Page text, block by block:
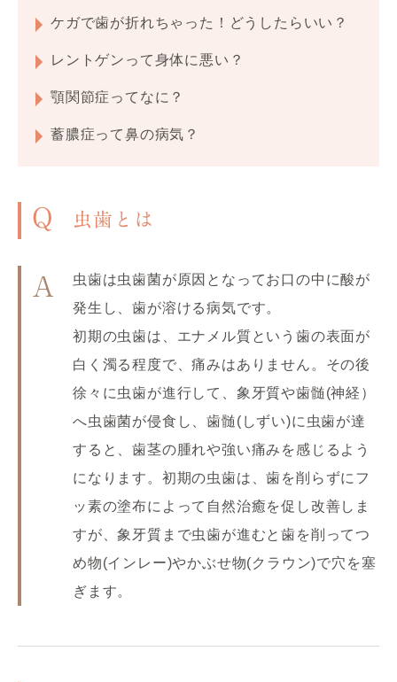
ケガで歯が折れちゃった！どうしたらいい？
レントゲンって身体に悪い？
顎関節症ってなに？
蓄膿症って鼻の病気？
Q 虫歯とは
A
虫歯は虫歯菌が原因となってお口の中に酸が
発生し、歯が溶ける病気です。
初期の虫歯は、エナメル質という歯の表面が
白く濁る程度で、痛みはありません。その後
徐々に虫歯が進行して、象牙質や歯髄(神経）
へ虫歯菌が侵食し、歯髄(しずい)に虫歯が達
すると、歯茎の腫れや強い痛みを感じるよう
になります。初期の虫歯は、歯を削らずにフ
ッ素の塗布によって自然治癒を促し改善しま
すが、象牙質まで虫歯が進むと歯を削ってつ
め物(インレー)やかぶせ物(クラウン)で穴を塞
ぎます。